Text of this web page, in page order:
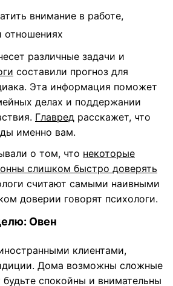
внимание в работе,
отношениях
различные задачи и
составили прогноз для
Эта информация поможет
делах и поддержании
Главред расскажет, что
именно вам.
о том, что некоторые
слишком быстро доверять
считают самыми наивными
доверии говорят психологи.
Овен
клиентами,
Дома возможны сложные
спокойны и внимательны